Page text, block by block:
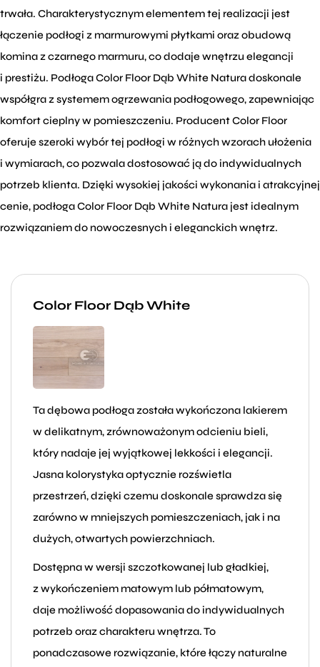
trwała. Charakterystycznym elementem tej realizacji jest
łączenie podłogi z marmurowymi płytkami oraz obudową
komina z czarnego marmuru, co dodaje wnętrzu elegancji
i prestiżu. Podłoga Color Floor Dąb White Natura doskonale
współgra z systemem ogrzewania podłogowego, zapewniając
komfort cieplny w pomieszczeniu. Producent Color Floor
oferuje szeroki wybór tej podłogi w różnych wzorach ułożenia
i wymiarach, co pozwala dostosować ją do indywidualnych
potrzeb klienta. Dzięki wysokiej jakości wykonania i atrakcyjnej
cenie, podłoga Color Floor Dąb White Natura jest idealnym
rozwiązaniem do nowoczesnych i eleganckich wnętrz.
Color Floor Dąb White
Ta dębowa podłoga została wykończona lakierem
w delikatnym, zrównoważonym odcieniu bieli,
który nadaje jej wyjątkowej lekkości i elegancji.
Jasna kolorystyka optycznie rozświetla
przestrzeń, dzięki czemu doskonale sprawdza się
zarówno w mniejszych pomieszczeniach, jak i na
dużych, otwartych powierzchniach.
Dostępna w wersji szczotkowanej lub gładkiej,
z wykończeniem matowym lub półmatowym,
daje możliwość dopasowania do indywidualnych
potrzeb oraz charakteru wnętrza. To
ponadczasowe rozwiązanie, które łączy naturalne